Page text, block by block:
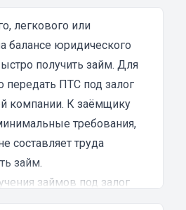
много времени и усилий.
и
- это все, что я
этого кредита...
легкового или
балансе юридического
получить займ. Для
передать ПТС под залог
компании. К заёмщику
требования,
составляет труда
займ.
займов под залог
бизнеса для юридических